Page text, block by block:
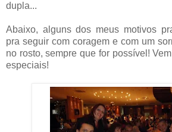
dupla...
Abaixo, alguns dos meus motivos
pra seguir com coragem e com um
no rosto, sempre que for possível!
especiais!